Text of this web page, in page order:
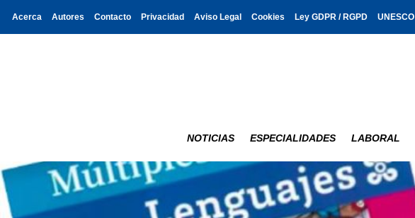
Acerca Autores Contacto Privacidad Aviso Legal Cookies Ley GDPR / RGPD UNESCO
NOTICIAS ESPECIALIDADES LABORAL